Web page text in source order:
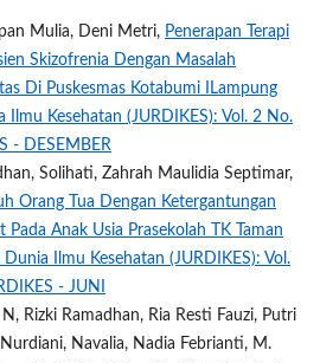
Mulia, Deni Metri, Penerapan Terapi
Skizofrenia Dengan Masalah
Di Puskesmas Kotabumi ILampung
Ilmu Kesehatan (JURDIKES): Vol. 2 No.
- DESEMBER
Solihati, Zahrah Maulidia Septimar,
Orang Tua Dengan Ketergantungan
Pada Anak Usia Prasekolah TK Taman
Dunia Ilmu Kesehatan (JURDIKES): Vol.
- JUNI
Rizki Ramadhan, Ria Resti Fauzi, Putri
Navalia, Nadia Febrianti, M.